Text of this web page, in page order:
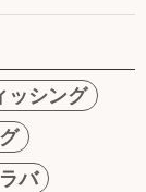
ッシング
バ